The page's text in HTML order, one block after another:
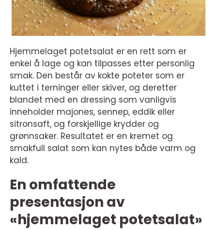
Hjemmelaget potetsalat er en rett som er
enkel å lage og kan tilpasses etter personlig
smak. Den består av kokte poteter som er
kuttet i terninger eller skiver, og deretter
blandet med en dressing som vanligvis
inneholder majones, sennep, eddik eller
sitronsaft, og forskjellige krydder og
grønnsaker. Resultatet er en kremet og
smakfull salat som kan nytes både varm og
kald.
En omfattende
presentasjon av
«hjemmelaget potetsalat»